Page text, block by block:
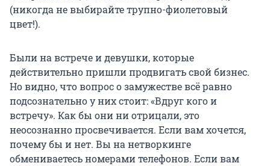
(никогда не выбирайте трупно-фиолетовый
цвет!).
Были на встрече и девушки, которые
действительно пришли продвигать свой бизнес.
Но видно, что вопрос о замужестве всё равно
подсознательно у них стоит: «Вдруг кого и
встречу». Как бы они ни отрицали, это
неосознанно просвечивается. Если вам хочется,
почему бы и нет. Вы на нетворкинге
обмениваетесь номерами телефонов. Если вам